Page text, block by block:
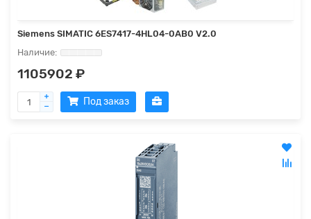
Siemens SIMATIC 6ES7417-4HL04-0AB0 V2.0
1105902 ₽
Под заказ